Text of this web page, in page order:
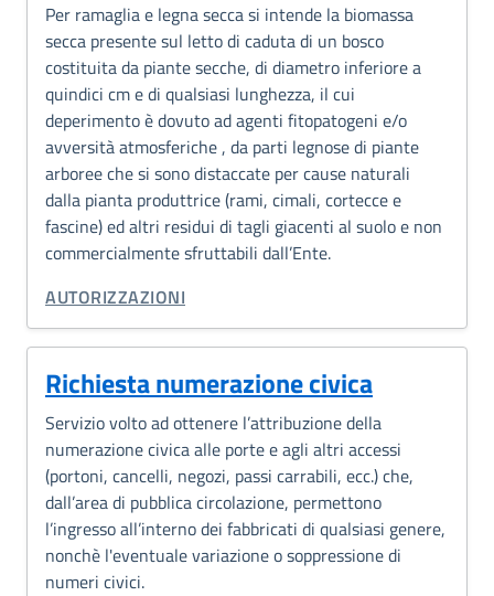
Per ramaglia e legna secca si intende la biomassa
secca presente sul letto di caduta di un bosco
costituita da piante secche, di diametro inferiore a
quindici cm e di qualsiasi lunghezza, il cui
deperimento è dovuto ad agenti fitopatogeni e/o
avversità atmosferiche , da parti legnose di piante
arboree che si sono distaccate per cause naturali
dalla pianta produttrice (rami, cimali, cortecce e
fascine) ed altri residui di tagli giacenti al suolo e non
commercialmente sfruttabili dall’Ente.
CATEGORIA CORRELATA:
AUTORIZZAZIONI
Richiesta numerazione civica
Servizio volto ad ottenere l’attribuzione della
numerazione civica alle porte e agli altri accessi
(portoni, cancelli, negozi, passi carrabili, ecc.) che,
dall’area di pubblica circolazione, permettono
l’ingresso all’interno dei fabbricati di qualsiasi genere,
nonchè l'eventuale variazione o soppressione di
numeri civici.